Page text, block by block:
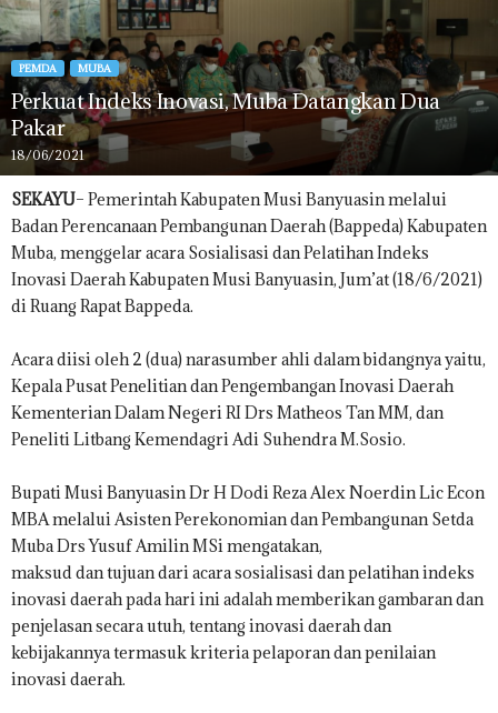
PEMDA MUBA
Perkuat Indeks Inovasi, Muba Datangkan Dua
Pakar
18/06/2021
SEKAYU– Pemerintah Kabupaten Musi Banyuasin melalui
Badan Perencanaan Pembangunan Daerah (Bappeda) Kabupaten
Muba, menggelar acara Sosialisasi dan Pelatihan Indeks
Inovasi Daerah Kabupaten Musi Banyuasin, Jum’at (18/6/2021)
di Ruang Rapat Bappeda.
Acara diisi oleh 2 (dua) narasumber ahli dalam bidangnya yaitu,
Kepala Pusat Penelitian dan Pengembangan Inovasi Daerah
Kementerian Dalam Negeri RI Drs Matheos Tan MM, dan
Peneliti Litbang Kemendagri Adi Suhendra M.Sosio.
Bupati Musi Banyuasin Dr H Dodi Reza Alex Noerdin Lic Econ
MBA melalui Asisten Perekonomian dan Pembangunan Setda
Muba Drs Yusuf Amilin MSi mengatakan,
maksud dan tujuan dari acara sosialisasi dan pelatihan indeks
inovasi daerah pada hari ini adalah memberikan gambaran dan
penjelasan secara utuh, tentang inovasi daerah dan
kebijakannya termasuk kriteria pelaporan dan penilaian
inovasi daerah.